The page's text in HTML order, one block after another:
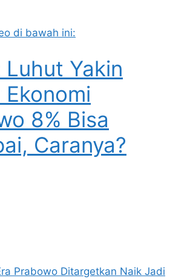
di bawah ini:
Yakin
8% Bisa
Caranya?
Prabowo Ditargetkan Naik Jadi